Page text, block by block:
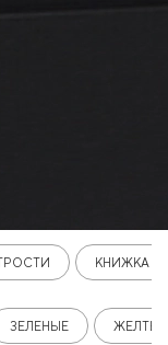
КНИЖКА
ЗЕЛЕНЫЕ ЖЕЛТЫЕ